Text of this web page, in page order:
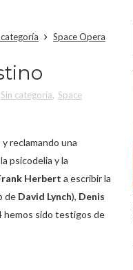
categoría
Space Opera
Sin categoría, Space
reclamando una
psicodelia y la
Herbert a escribir la
de David Lynch), Denis
hemos sido testigos de